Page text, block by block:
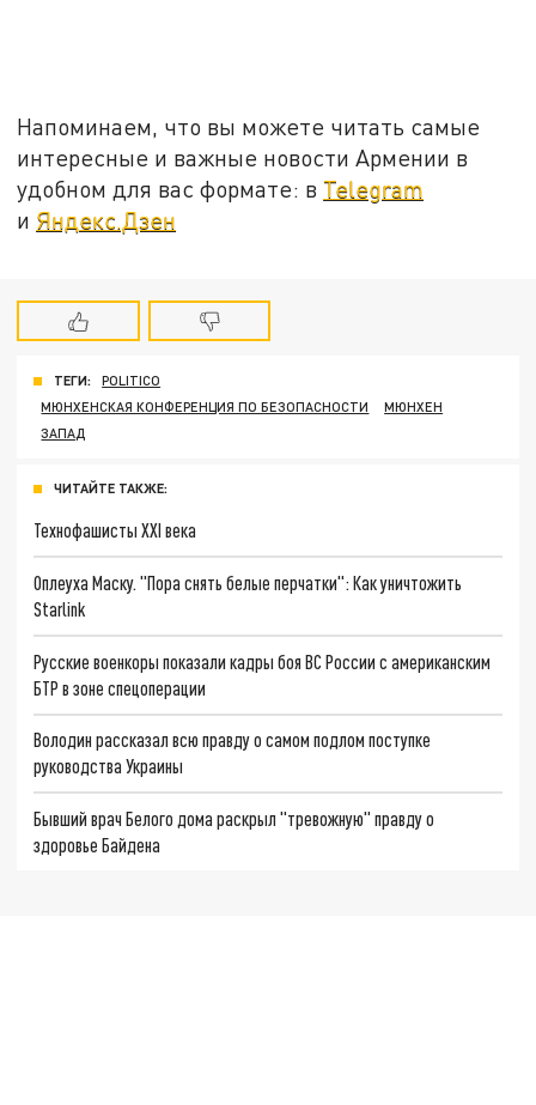
Напоминаем, что вы можете читать самые
интересные и важные новости Армении в
удобном для вас формате: в Telegram
и Яндекс.Дзен
ТЕГИ:
POLITICO
МЮНХЕНСКАЯ КОНФЕРЕНЦИЯ ПО БЕЗОПАСНОСТИ
МЮНХЕН
ЗАПАД
ЧИТАЙТЕ ТАКЖЕ:
Технофашисты XXI века
Оплеуха Маску. "Пора снять белые перчатки": Как уничтожить
Starlink
Русские военкоры показали кадры боя ВС России с американским
БТР в зоне спецоперации
Володин рассказал всю правду о самом подлом поступке
руководства Украины
Бывший врач Белого дома раскрыл "тревожную" правду о
здоровье Байдена